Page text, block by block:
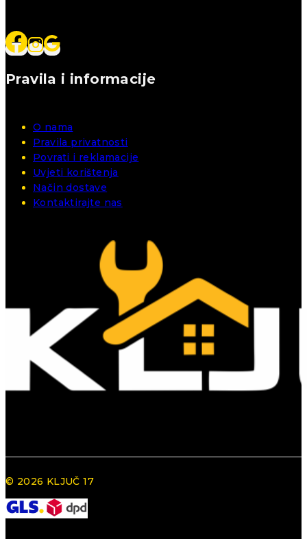
Pravila i informacije
O nama
Pravila privatnosti
Povrati i reklamacije
Uvjeti korištenja
Način dostave
Kontaktirajte nas
© 2026 KLJUČ 17